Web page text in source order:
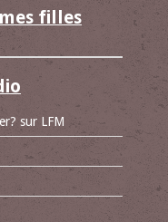
filles
sur LFM